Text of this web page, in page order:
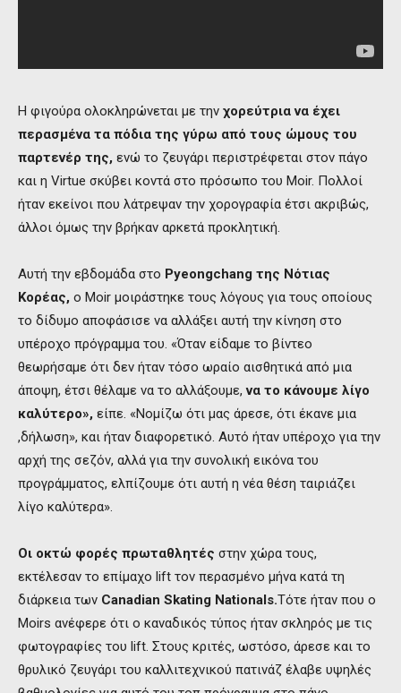
Η φιγούρα ολοκληρώνεται με την χορεύτρια να έχει
περασμένα τα πόδια της γύρω από τους ώμους του
παρτενέρ της, ενώ το ζευγάρι περιστρέφεται στον πάγο
και η Virtue σκύβει κοντά στο πρόσωπο του Moir. Πολλοί
ήταν εκείνοι που λάτρεψαν την χορογραφία έτσι ακριβώς,
άλλοι όμως την βρήκαν αρκετά προκλητική.
Αυτή την εβδομάδα στο Pyeongchang της Νότιας
Κορέας, ο Moir μοιράστηκε τους λόγους για τους οποίους
το δίδυμο αποφάσισε να αλλάξει αυτή την κίνηση στο
υπέροχο πρόγραμμα του. «Όταν είδαμε το βίντεο
θεωρήσαμε ότι δεν ήταν τόσο ωραίο αισθητικά από μια
άποψη, έτσι θέλαμε να το αλλάξουμε,να το κάνουμε λίγο
καλύτερο», είπε. «Νομίζω ότι μας άρεσε, ότι έκανε μια
,δήλωση», και ήταν διαφορετικό. Αυτό ήταν υπέροχο για την
αρχή της σεζόν, αλλά για την συνολική εικόνα του
προγράμματος, ελπίζουμε ότι αυτή η νέα θέση ταιριάζει
λίγο καλύτερα».
Οι οκτώ φορές πρωταθλητές στην χώρα τους,
εκτέλεσαν το επίμαχο lift τον περασμένο μήνα κατά τη
διάρκεια των Canadian Skating Nationals.Τότε ήταν που ο
Μoirs ανέφερε ότι ο καναδικός τύπος ήταν σκληρός με τις
φωτογραφίες του lift. Στους κριτές, ωστόσο, άρεσε και το
θρυλικό ζευγάρι του καλλιτεχνικού πατινάζ έλαβε υψηλές